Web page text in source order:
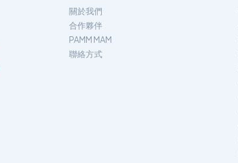
關於我們
合作夥伴
PAMM MAM
聯絡方式